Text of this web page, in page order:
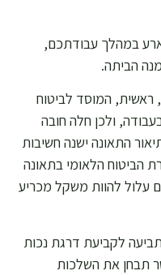
במהלך עבודתכם,
הביתה.
ראשית, המוסד לביטוח
ולכן חלה חובה
התאונה ישנה חשיבות
הביטוח הלאומי בתאונה
עלול להוות משקל מכריע
לקביעת דרגת נכות
תבחן את השלכות